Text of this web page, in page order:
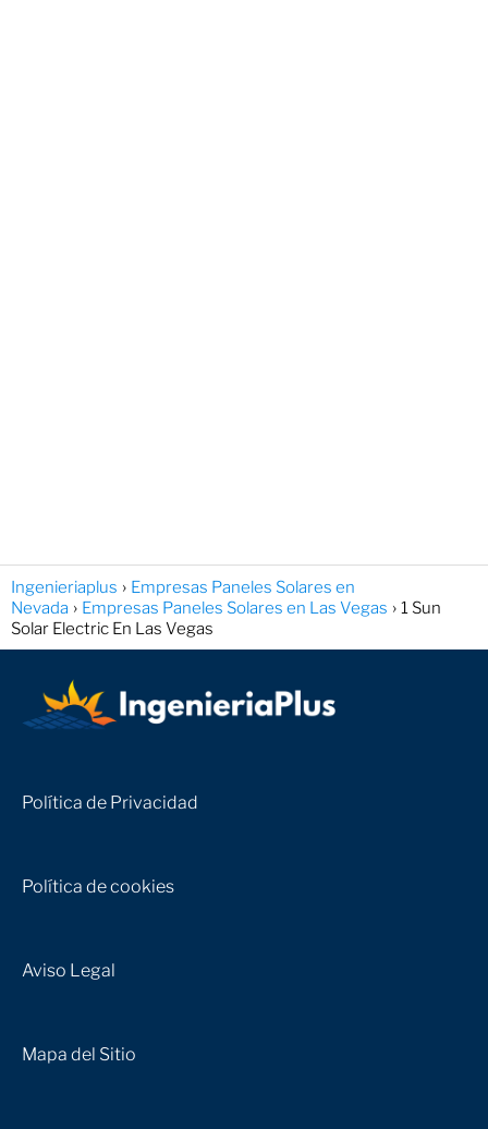
Ingenieriaplus
Empresas Paneles Solares en
Nevada
Empresas Paneles Solares en Las Vegas
1 Sun
Solar Electric En Las Vegas
Política de Privacidad
Política de cookies
Aviso Legal
Mapa del Sitio